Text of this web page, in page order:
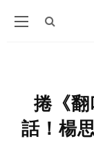
捲《
話！楊